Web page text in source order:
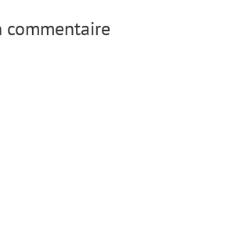
commentaire